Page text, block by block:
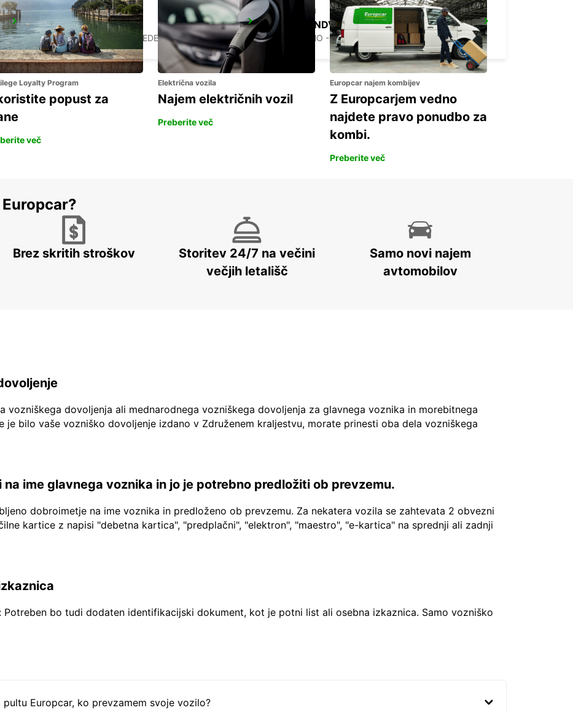
VALLENTUNA
VALLENTUNA - SWEDEN
SANDVIK COROMANT DELIVERY GIMO
GIMO - SWEDEN
Loyalty Program
popust za
več
Električna vozila
Najem električnih vozil
Preberite več
Europcar najem kombijev
Z Europcarjem vedno
najdete pravo ponudbo za
kombi.
Preberite več
Brez skritih stroškov
Storitev 24/7 na večini
večjih letališč
Samo novi najem
avtomobilov
vozniškega dovoljenja ali mednarodnega vozniškega dovoljenja za glavnega voznika in morebitnega
je bilo vaše vozniško dovoljenje izdano v Združenem kraljestvu, morate prinesti oba dela vozniškega
ime glavnega voznika in jo je potrebno predložiti ob prevzemu.
dobroimetje na ime voznika in predloženo ob prevzemu. Za nekatera vozila se zahtevata 2 obvezni
kartice z napisi "debetna kartica", "predplačni", "elektron", "maestro", "e-kartica" na sprednji ali zadnji
bo tudi dodaten identifikacijski dokument, kot je potni list ali osebna izkaznica. Samo vozniško
Europcar, ko prevzamem svoje vozilo?